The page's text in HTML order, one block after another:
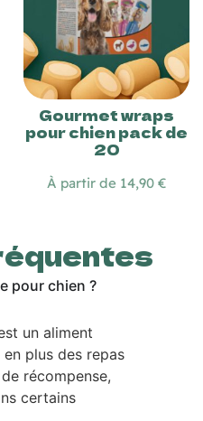
Gourmet wraps
pour chien pack de
20
À partir de 14,90 €
pour chien ?
un aliment
plus des repas
récompense,
certains